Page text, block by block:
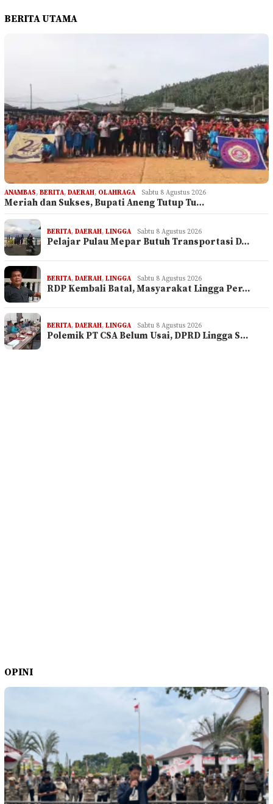
BERITA UTAMA
ANAMBAS, BERITA, DAERAH, OLAHRAGA Sabtu 8 Agustus 2026
Meriah dan Sukses, Bupati Aneng Tutup Tu…
BERITA, DAERAH, LINGGA Sabtu 8 Agustus 2026
Pelajar Pulau Mepar Butuh Transportasi D…
BERITA, DAERAH, LINGGA Sabtu 8 Agustus 2026
RDP Kembali Batal, Masyarakat Lingga Per…
BERITA, DAERAH, LINGGA Sabtu 8 Agustus 2026
Polemik PT CSA Belum Usai, DPRD Lingga S…
OPINI